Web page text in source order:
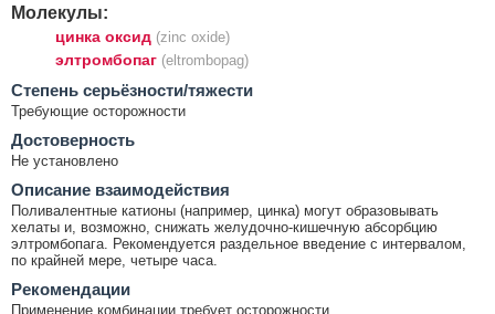
Молекулы:
цинка оксид (zinc oxide)
элтромбопаг (eltrombopag)
Cтепень серьёзности/тяжести
Требующие осторожности
Достоверность
Не установлено
Описание взаимодействия
Поливалентные катионы (например, цинка) могут образовывать
хелаты и, возможно, снижать желудочно-кишечную абсорбцию
элтромбопага. Рекомендуется раздельное введение с интервалом,
по крайней мере, четыре часа.
Рекомендации
Применение комбинации требует осторожности.